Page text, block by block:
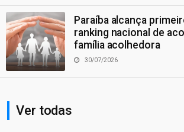
Paraíba alcança
ranking nacional de
família acolhedora
30/07/2026
Ver todas